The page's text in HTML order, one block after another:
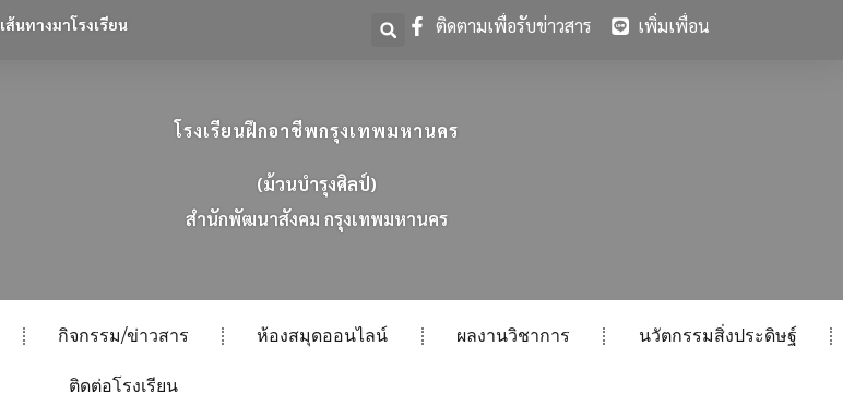
เส้นทางมาโรงเรียน ติดตามเพื่อรับข่าวสาร เพิ่มเพื่อน
โรงเรียนฝึกอาชีพกรุงเทพมหานคร
(ม้วนบำรุงศิลป์)
สนกพฒนาสงคม กรงเทพมหานคร
กิจกรรม/ข่าวสาร ห้องสมุดออนไลน์ ผลงานวิชาการ นวัตกรรมสิ่งประดิษฐ์
ติดต่อโรงเรียน